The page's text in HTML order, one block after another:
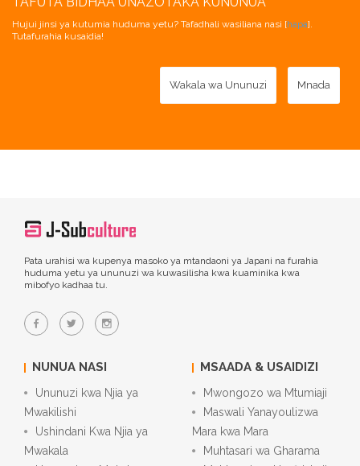
Hujui jinsi ya kutumia huduma yetu? Tafadhali wasiliana nasi [hapa].
Tutafurahia kusaidia!
Wakala wa Ununuzi Mnada
Pata urahisi wa kupenya masoko ya mtandaoni ya Japani na furahia
huduma yetu ya ununuzi wa kuwasilisha kwa kuaminika kwa
mibofyo kadhaa tu.
NUNUA NASI
Ununuzi kwa Njia ya
Mwakilishi
Ushindani Kwa Njia ya
Mwakala
MSAADA & USAIDIZI
Mwongozo wa Mtumiaji
Maswali Yanayoulizwa
Mara kwa Mara
Muhtasari wa Gharama